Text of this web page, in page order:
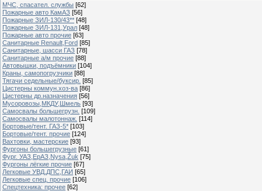
МЧС, спасател. службы [62]
Пожарные авто КамАЗ [56]
Пожарные ЗИЛ-130/43** [48]
Пожарные ЗИЛ-131,Урал [48]
Пожарные авто прочие [63]
Санитарные Renault,Ford [85]
Санитарные, шасси ГАЗ [78]
Санитарные а/м прочие [88]
Автовышки, подъёмники [104]
Краны, самопогрузчики [88]
Тягачи седельные/буксир. [85]
Цистерны коммун.хоз-ва [86]
Цистерны др.назначения [56]
Мусоровозы,МКДУ,Шмель [93]
Самосвалы большегрузн. [109]
Самосвалы малотоннаж. [114]
Бортовые/тент. ГАЗ-5* [103]
Бортовые/тент. прочие [124]
Вахтовки, мастерские [93]
Фургоны большегрузные [61]
Фург. УАЗ,ЕрАЗ,Nysa,Žuk [75]
Фургоны лёгкие прочие [67]
Легковые УВД,ДПС,ГАИ [65]
Легковые спец. прочие [106]
Спецтехника: прочее [62]